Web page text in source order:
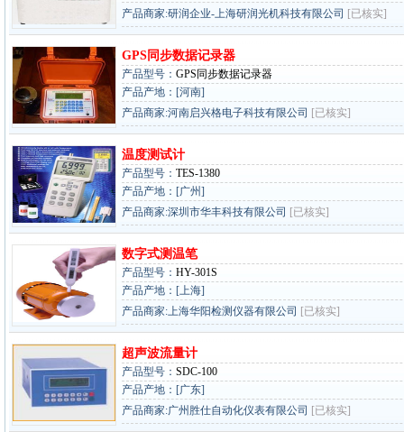
产品商家:研润企业-上海研润光机科技有限公司 [已核实]
GPS同步数据记录器
产品型号： GPS同步数据记录器
产品产地：[河南]
产品商家:河南启兴格电子科技有限公司 [已核实]
温度测试计
产品型号： TES-1380
产品产地：[广州]
产品商家:深圳市华丰科技有限公司 [已核实]
数字式测温笔
产品型号： HY-301S
产品产地：[上海]
产品商家:上海华阳检测仪器有限公司 [已核实]
超声波流量计
产品型号： SDC-100
产品产地：[广东]
产品商家:广州胜仕自动化仪表有限公司 [已核实]